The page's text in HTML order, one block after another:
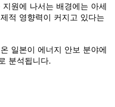
원에 나서는 배경에는 아세
적 영향력이 커지고 있다는
일본이 에너지 안보 분야에
분석됩니다.